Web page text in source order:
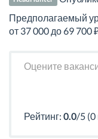
Предполагаемый
от 37 000 до 69 700
Оцените
Рейтинг: 0.0/5 (0